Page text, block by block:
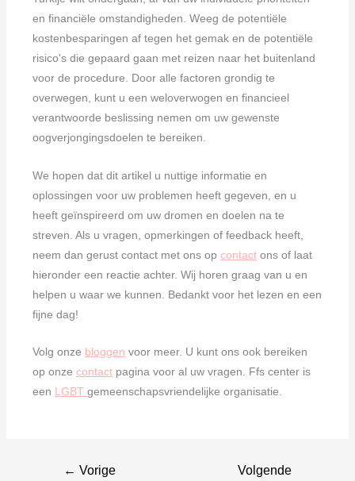
en financiële omstandigheden. Weeg de potentiële
kostenbesparingen af tegen het gemak en de potentiële
risico's die gepaard gaan met reizen naar het buitenland
voor de procedure. Door alle factoren grondig te
overwegen, kunt u een weloverwogen en financieel
verantwoorde beslissing nemen om uw gewenste
oogverjongingsdoelen te bereiken.
We hopen dat dit artikel u nuttige informatie en
oplossingen voor uw problemen heeft gegeven, en u
heeft geïnspireerd om uw dromen en doelen na te
streven. Als u vragen, opmerkingen of feedback heeft,
neem dan gerust contact met ons opcontact ons of laat
hieronder een reactie achter. Wij horen graag van u en
helpen u waar we kunnen. Bedankt voor het lezen en een
fijne dag!
Volg onze bloggen voor meer. U kunt ons ook bereiken
op onzecontact pagina voor al uw vragen. Ffs center is
een LGBTgemeenschapsvriendelijke organisatie.
← Vorige
Volgende